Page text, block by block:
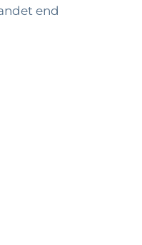
end